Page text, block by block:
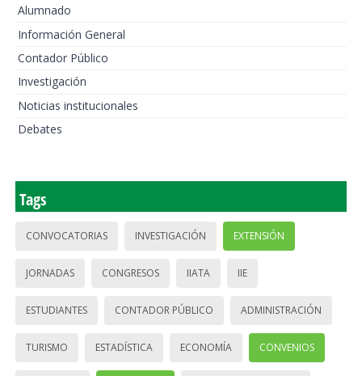
Alumnado
Información General
Contador Público
Investigación
Noticias institucionales
Debates
Tags
CONVOCATORIAS INVESTIGACIÓN EXTENSIÓN
JORNADAS CONGRESOS IIATA IIE
ESTUDIANTES CONTADOR PÚBLICO ADMINISTRACIÓN
TURISMO ESTADÍSTICA ECONOMÍA CONVENIOS